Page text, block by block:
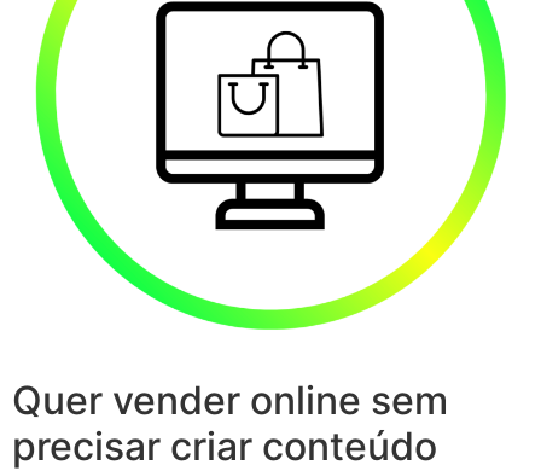
Quer vender online sem
precisar criar conteúdo